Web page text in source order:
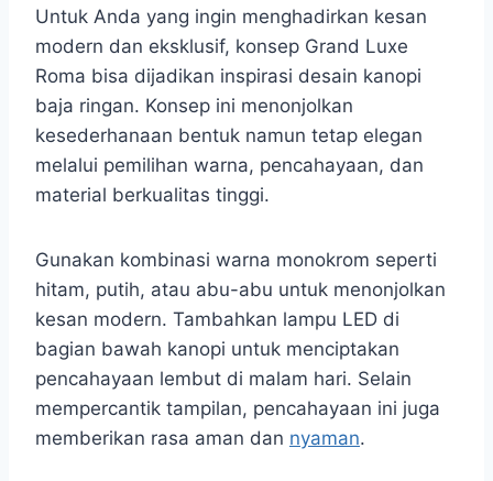
Untuk Anda yang ingin menghadirkan kesan
modern dan eksklusif, konsep Grand Luxe
Roma bisa dijadikan inspirasi desain kanopi
baja ringan. Konsep ini menonjolkan
kesederhanaan bentuk namun tetap elegan
melalui pemilihan warna, pencahayaan, dan
material berkualitas tinggi.
Gunakan kombinasi warna monokrom seperti
hitam, putih, atau abu-abu untuk menonjolkan
kesan modern. Tambahkan lampu LED di
bagian bawah kanopi untuk menciptakan
pencahayaan lembut di malam hari. Selain
mempercantik tampilan, pencahayaan ini juga
memberikan rasa aman dan nyaman.